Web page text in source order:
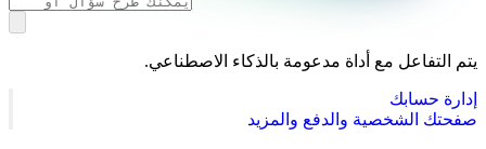
يتم التفاعل مع أداة مدعومة بالذكاء الاصطناعي.
إدارة حسابك
صفحتك الشخصية والدفع والمزيد